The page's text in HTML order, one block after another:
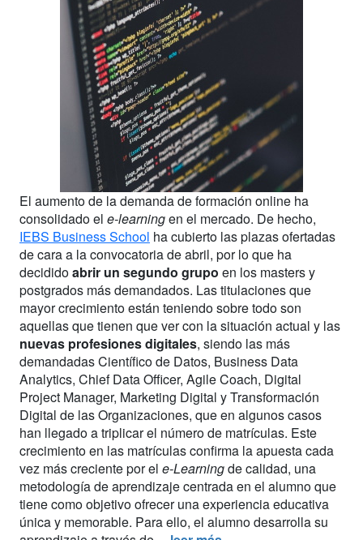
El aumento de la demanda de formación online ha
consolidado el e-learningen el mercado. De hecho,
IEBS Business School ha cubierto las plazas ofertadas
de cara a la convocatoria de abril, por lo que ha
decididoabrir un segundo grupo en los masters y
postgrados más demandados. Las titulaciones que
mayor crecimiento están teniendo sobre todo son
aquellas que tienen que ver con la situación actual y las
nuevas profesiones digitales, siendo las más
demandadas Científico de Datos, Business Data
Analytics, Chief Data Officer, Agile Coach, Digital
Project Manager, Marketing Digital y Transformación
Digital de las Organizaciones, que en algunos casos
han llegado a triplicar el número de matrículas. Este
crecimiento en las matrículas confirma la apuesta cada
vez más creciente por el e-Learningde calidad, una
metodología de aprendizaje centrada en el alumno que
tiene como objetivo ofrecer una experiencia educativa
única y memorable. Para ello, el alumno desarrolla su